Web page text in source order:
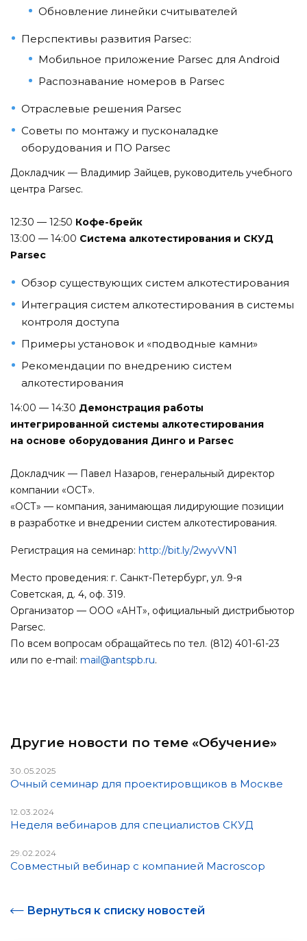
Обновление линейки считывателей
Перспективы развития Parsec:
Мобильное приложение Parsec для Android
Распознавание номеров в Parsec
Отраслевые решения Parsec
Советы по монтажу и пусконаладке
оборудования и ПО Parsec
Докладчик — Владимир Зайцев, руководитель учебного
центра Parsec.
12:30 — 12:50 Кофе-брейк
13:00 — 14:00 Система алкотестирования и СКУД
Parsec
Обзор существующих систем алкотестирования
Интеграция систем алкотестирования в системы
контроля доступа
Примеры установок и «подводные камни»
Рекомендации по внедрению систем
алкотестирования
14:00 — 14:30 Демонстрация работы
интегрированной системы алкотестирования
на основе оборудования Динго и Parsec
Докладчик — Павел Назаров, генеральный директор
компании «ОСТ».
«ОСТ» — компания, занимающая лидирующие позиции
в разработке и внедрении систем алкотестирования.
Регистрация на семинар: http://bit.ly/2wyvVN1
Место проведения: г. Санкт-Петербург, ул. 9-я
Советская, д. 4, оф. 319.
Организатор — ООО «АНТ», официальный дистрибьютор
Parsec.
По всем вопросам обращайтесь по тел. (812) 401-61-23
или по e-mail: mail@antspb.ru.
Другие новости по теме «Обучение»
30.05.2025
Очный семинар для проектировщиков в Москве
12.03.2024
Неделя вебинаров для специалистов СКУД
29.02.2024
Совместный вебинар с компанией Macroscop
Вернуться к списку новостей